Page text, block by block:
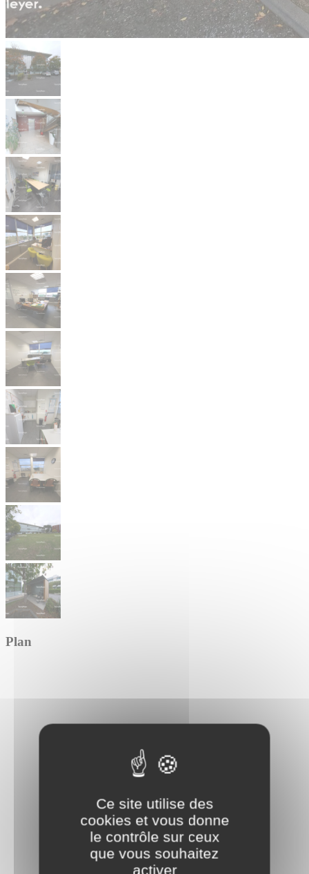
Ce site utilise des
cookies et vous donne
le contrôle sur ceux
que vous souhaitez
activer
Plan